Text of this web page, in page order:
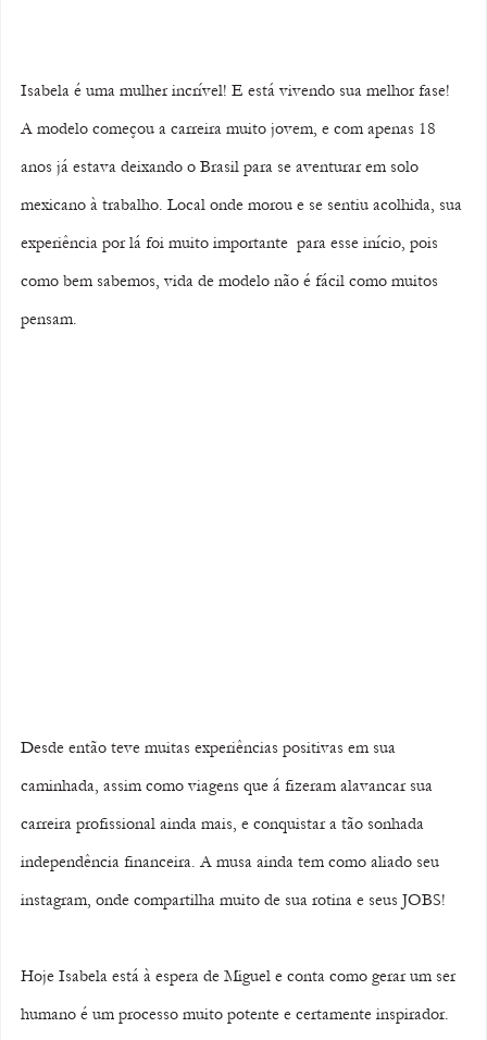
Isabela é uma mulher incrível! E está vivendo sua melhor fase!
A modelo começou a carreira muito jovem, e com apenas 18
anos já estava deixando o Brasil para se aventurar em solo
mexicano à trabalho. Local onde morou e se sentiu acolhida, sua
experiência por lá foi muito importante  para esse início, pois
como bem sabemos, vida de modelo não é fácil como muitos
pensam.
Desde então teve muitas experiências positivas em sua
caminhada, assim como viagens que á fizeram alavancar sua
carreira profissional ainda mais, e conquistar a tão sonhada
independência financeira. A musa ainda tem como aliado seu
instagram, onde compartilha muito de sua rotina e seus JOBS!
Hoje Isabela está à espera de Miguel e conta como gerar um ser
humano é um processo muito potente e certamente inspirador.